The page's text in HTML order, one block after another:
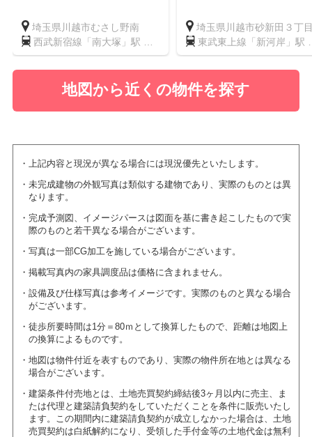
埼玉県川越市むさし野南
西武新宿線「南大塚」駅 徒
歩23分
埼玉県川越市砂新田３丁
東武東上線「新河岸」駅
歩10分
地図から近くの物件を探す
上記内容と現況が異なる場合には現況優先といたします。
未完成建物の外観写真は類似する建物であり、実際のものとは異
なります。
完成予測図、イメージパースは図面を基に書き起こしたもので実
際のものと若干異なる場合がございます。
写真は一部CG加工を施している場合がございます。
掲載写真内の家具調度品は価格に含まれません。
設備及び仕様写真は参考イメージです。実際のものと異なる場合
がございます。
徒歩所要時間は1分＝80ｍとして換算したもので、距離は地図上
の換算によるものです。
地図は物件付近を表すものであり、実際の物件所在地とは異なる
場合がございます。
建築条件付売地とは、土地売買契約締結後3ヶ月以内に売主、ま
たは代理と建築請負契約をしていただくことを条件に販売いたし
ます。この期間内に建築請負契約が成立しなかった場合は、土地
売買契約は白紙解約になり、受領した手付金等の土地代金は無利